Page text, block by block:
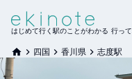
はじめて行く駅のことがわかる 行っ
四国 香川県 志度駅